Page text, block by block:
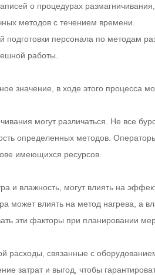
о процедурах
методов с течением времени.
персонала по методам
работы.
значение, в ходе этого процесса
могут различаться. Не все
определенных методов.
имеющихся ресурсов.
и влажность, могут влиять на
может влиять на метод нагрева, а
эти факторы при планировании
расходы, связанные с
затрат и выгод, чтобы